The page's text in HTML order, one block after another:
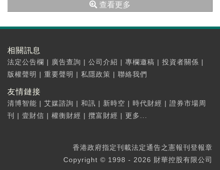
查看更多
相關訊息
法定公告欄 | 廣告查詢 | 公司介紹 | 專欄邀稿 | 投資者關係 |
版權聲明 | 重要聲明 | 私隱政策 | 聯絡我們
友情鏈接
清博智能 | 艾媒諮詢 | 和訊 | 新時空 | 時代財經 | 證券市場周
刊
| 壹財信 | 權衡財經 | 攬富財經 | 更多...
香港政府指定刊載法定通告之憲報刊登報章
Copyright © 1998 - 2026 財華控股有限公司